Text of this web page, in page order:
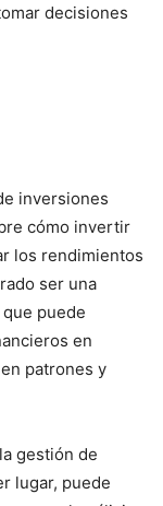
decisiones
inversiones
cómo invertir
los rendimientos
ser una
puede
en
patrones y
gestión de
lugar, puede